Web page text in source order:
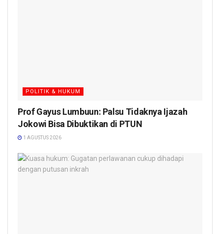
POLITIK & HUKUM
Prof Gayus Lumbuun: Palsu Tidaknya Ijazah
Jokowi Bisa Dibuktikan di PTUN
1 AGUSTUS 2026